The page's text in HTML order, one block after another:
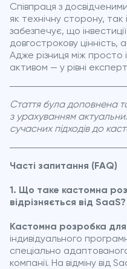
Співпраця з
як технічну сторону, так
забезпечує, що
довгострокову
Адже різниця між просто
активом — у рівні
Стаття була доповнена
з урахуванням
сучасних підходів до
Часті запитання (FAQ)
1. Що таке кастомна
відрізняється від SaaS?
Кастомна розробка для
індивідуального
спеціально
компанії. На відміну від